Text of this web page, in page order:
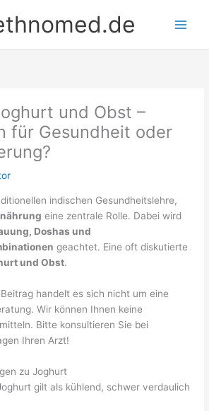
und Obst –
für Gesundheit oder
indischen Gesundheitslehre,
eine zentrale Rolle. Dabei wird
Doshas und
geachtet. Eine oft diskutierte
und Obst.
handelt es sich nicht um eine
Wir können Ihnen keine
Bitte konsultieren Sie bei
Ihren Arzt!
zu Joghurt
gilt als kühlend, schwer verdaulich